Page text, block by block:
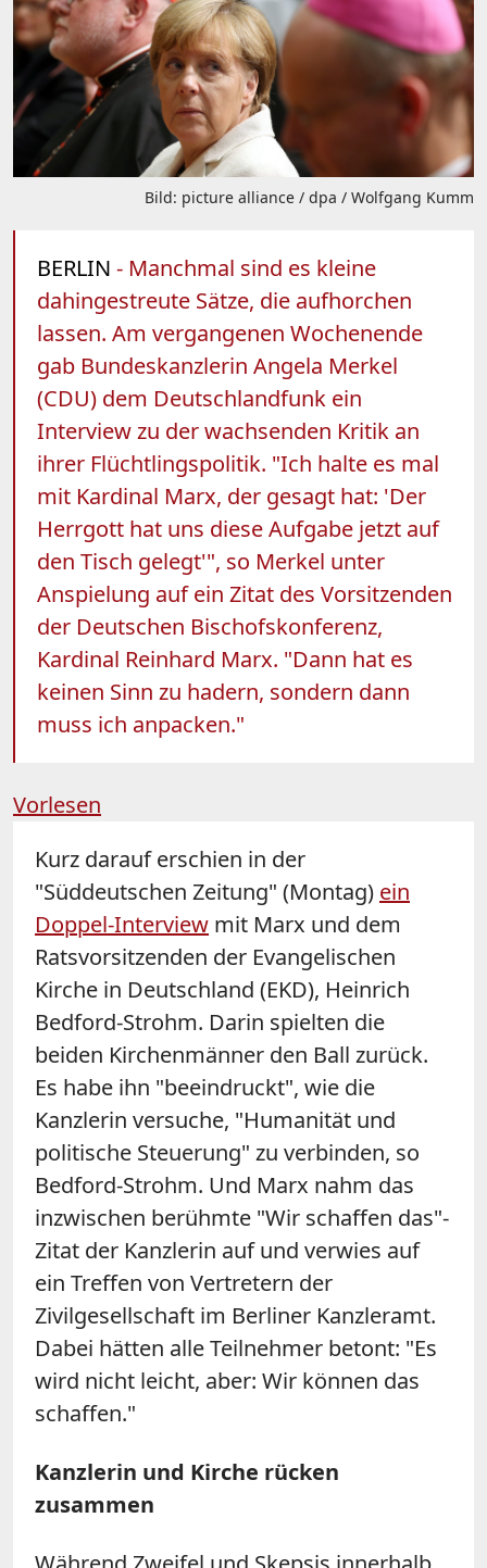
Bild: picture alliance / dpa / Wolfgang Kumm
BERLIN - Manchmal sind es kleine
dahingestreute Sätze, die aufhorchen
lassen. Am vergangenen Wochenende
gab Bundeskanzlerin Angela Merkel
(CDU) dem Deutschlandfunk ein
Interview zu der wachsenden Kritik an
ihrer Flüchtlingspolitik. "Ich halte es mal
mit Kardinal Marx, der gesagt hat: 'Der
Herrgott hat uns diese Aufgabe jetzt auf
den Tisch gelegt'", so Merkel unter
Anspielung auf ein Zitat des Vorsitzenden
der Deutschen Bischofskonferenz,
Kardinal Reinhard Marx. "Dann hat es
keinen Sinn zu hadern, sondern dann
muss ich anpacken."
Vorlesen
Kurz darauf erschien in der
"Süddeutschen Zeitung" (Montag) ein
Doppel-Interview mit Marx und dem
Ratsvorsitzenden der Evangelischen
Kirche in Deutschland (EKD), Heinrich
Bedford-Strohm. Darin spielten die
beiden Kirchenmänner den Ball zurück.
Es habe ihn "beeindruckt", wie die
Kanzlerin versuche, "Humanität und
politische Steuerung" zu verbinden, so
Bedford-Strohm. Und Marx nahm das
inzwischen berühmte "Wir schaffen das"-
Zitat der Kanzlerin auf und verwies auf
ein Treffen von Vertretern der
Zivilgesellschaft im Berliner Kanzleramt.
Dabei hätten alle Teilnehmer betont: "Es
wird nicht leicht, aber: Wir können das
schaffen."
Kanzlerin und Kirche rücken
zusammen